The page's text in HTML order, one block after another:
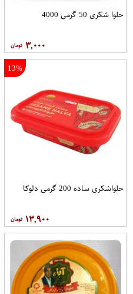
حلوا شکری 50 گرمی 4000
۳,۰۰۰
13%
حلواشکری ساده 200 گرمی دلوکا
۱۳,۹۰۰